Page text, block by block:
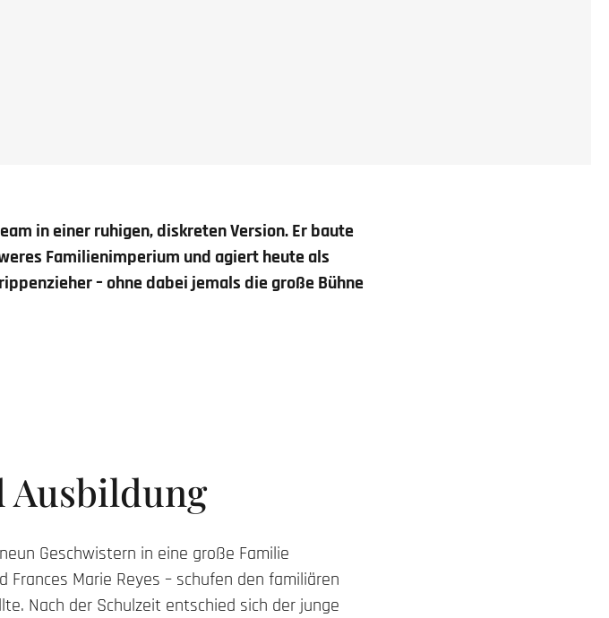
in einer ruhigen, diskreten Version. Er baute
Familienimperium und agiert heute als
– ohne dabei jemals die große Bühne
Ausbildung
Geschwistern in eine große Familie
Frances Marie Reyes – schufen den familiären
Nach der Schulzeit entschied sich der junge